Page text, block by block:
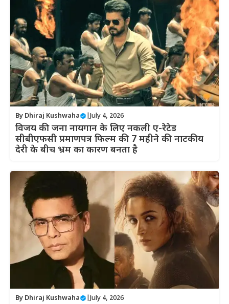
By Dhiraj Kushwaha July 4, 2026
विजय की जना नायगान के लिए नकली ए-रेटेड
सीबीएफसी प्रमाणपत्र फिल्म की 7 महीने की नाटकीय
देरी के बीच भ्रम का कारण बनता है
By Dhiraj Kushwaha July 4, 2026